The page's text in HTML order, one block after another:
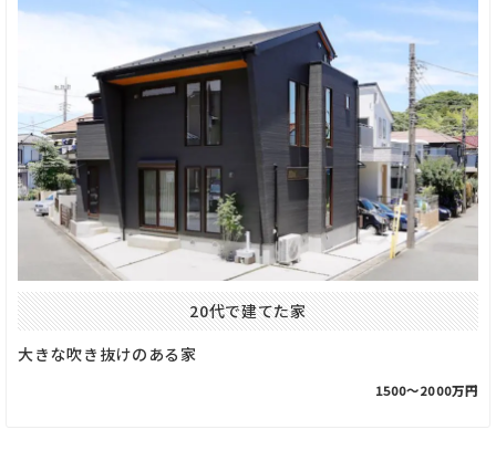
20代で建てた家
大きな吹き抜けのある家
1500〜2000万円